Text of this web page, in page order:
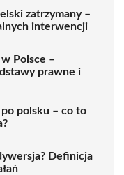
zatrzymany –
interwencji
Polsce –
prawne i
po polsku – co to
Definicja